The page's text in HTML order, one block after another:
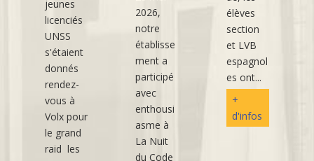
jeunes
licenciés
UNSS
s'étaient
donnés
rendez-
vous à
Volx pour
le grand
raid les
2026,
notre
établisse
ment a
participé
avec
enthousi
asme à
La Nuit
du Code
élèves
section
et LVB
espagnol
es ont...
+
d'infos